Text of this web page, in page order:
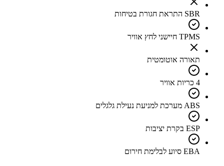
SBR התראת חגורת בטיחות
TPMS חיישני לחץ אוויר
תאורה אוטומטית
4 כריות אוויר
ABS מערכת למניעת נעילת גלגלים
ESP בקרת יציבות
EBA סיוע לבלימת חירום